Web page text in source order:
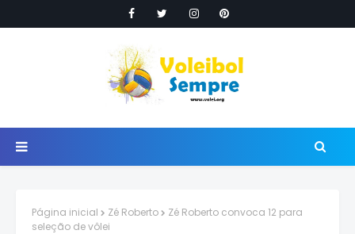
Página inicial Zé Roberto
Zé Roberto convoca 12 para
seleção de vôlei